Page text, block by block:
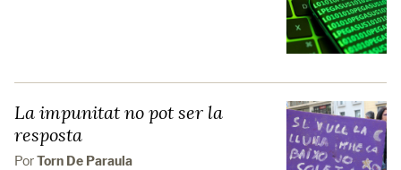
La impunitat no pot ser la
resposta
PorTorn De Paraula